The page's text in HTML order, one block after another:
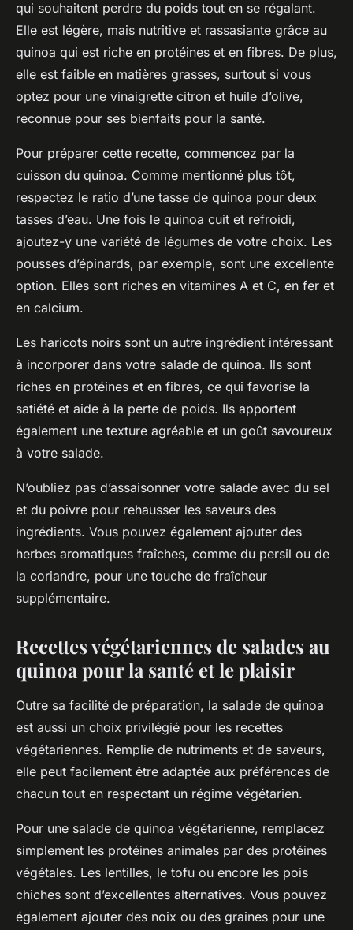
qui souhaitent perdre du poids tout en se régalant.
Elle est légère, mais nutritive et rassasiante grâce au
quinoa qui est riche en protéines et en fibres. De plus,
elle est faible en matières grasses, surtout si vous
optez pour une vinaigrette citron et huile d’olive,
reconnue pour ses bienfaits pour la santé.
Pour préparer cette recette, commencez par la
cuisson du quinoa. Comme mentionné plus tôt,
respectez le ratio d’une tasse de quinoa pour deux
tasses d’eau. Une fois le quinoa cuit et refroidi,
ajoutez-y une variété de légumes de votre choix. Les
pousses d’épinards, par exemple, sont une excellente
option. Elles sont riches en vitamines A et C, en fer et
en calcium.
Les haricots noirs sont un autre ingrédient intéressant
à incorporer dans votre salade de quinoa. Ils sont
riches en protéines et en fibres, ce qui favorise la
satiété et aide à la perte de poids. Ils apportent
également une texture agréable et un goût savoureux
à votre salade.
N’oubliez pas d’assaisonner votre salade avec du sel
et du poivre pour rehausser les saveurs des
ingrédients. Vous pouvez également ajouter des
herbes aromatiques fraîches, comme du persil ou de
la coriandre, pour une touche de fraîcheur
supplémentaire.
Recettes végétariennes de salades au
quinoa pour la santé et le plaisir
Outre sa facilité de préparation, la salade de quinoa
est aussi un choix privilégié pour les recettes
végétariennes. Remplie de nutriments et de saveurs,
elle peut facilement être adaptée aux préférences de
chacun tout en respectant un régime végétarien.
Pour une salade de quinoa végétarienne, remplacez
simplement les protéines animales par des protéines
végétales. Les lentilles, le tofu ou encore les pois
chiches sont d’excellentes alternatives. Vous pouvez
également ajouter des noix ou des graines pour une